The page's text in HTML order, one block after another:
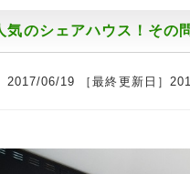
気のシェアハウス！その
2017/06/19 ［最終更新日］